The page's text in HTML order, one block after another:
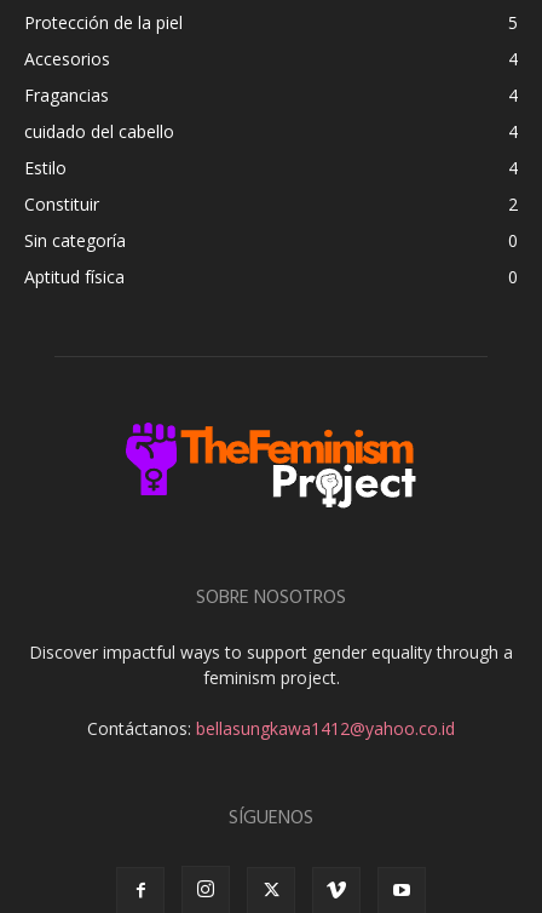
Protección de la piel
5
Accesorios
4
Fragancias
4
cuidado del cabello
4
Estilo
4
Constituir
2
Sin categoría
0
Aptitud física
0
SOBRE NOSOTROS
Discover impactful ways to support gender equality through a
feminism project.
Contáctanos: bellasungkawa1412@yahoo.co.id
SÍGUENOS